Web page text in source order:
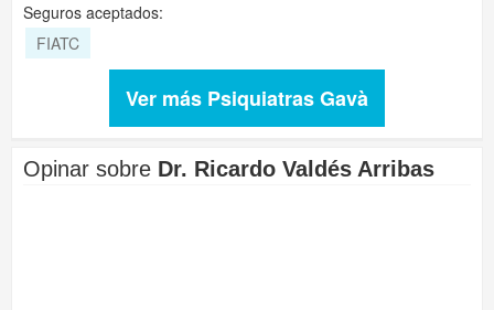
Seguros aceptados:
FIATC
Ver más Psiquiatras Gavà
Opinar sobre Dr. Ricardo Valdés Arribas